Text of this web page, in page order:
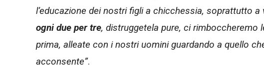
l’educazione dei nostri figli a chicchessia, soprattutto a
ogni due per tre, distruggetela pure, ci rimboccheremo
prima, alleate con i nostri uomini guardando a quello
acconsente”.